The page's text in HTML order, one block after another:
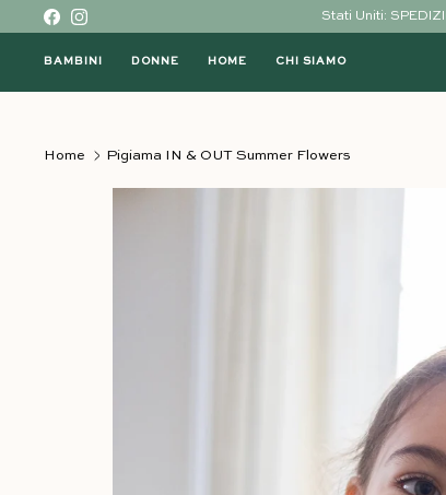
Vai al contenuto
Facebook
Instagram Stati Uniti:
BAMBINI DONNE HOME CHI SIAMO
Home Pigiama IN & OUT Summer Flowers